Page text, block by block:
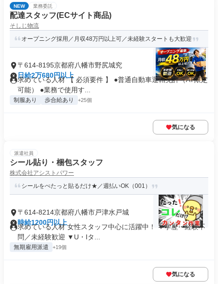
NEW 業務委託
配達スタッフ(ECサイト商品)
そしじ物流
オープニング採用／月収48万円以上可／未経験スタートも大歓迎
〒614-8195京都府八幡市野尻城究
日給2万680円以上
求めている人材 【 必須要件 】 ●普通自動車運転免許（AT限定
可能） ●業務で使用す...
制服あり 歩合給あり +25個
気になる
派遣社員
シール貼り・梱包スタッフ
株式会社アシストパワー
シールをぺたっと貼るだけ★／週払いOK（001）
〒614-8214京都府八幡市戸津水戸城
時給1200円以上
求めている人材 女性スタッフ中心に活躍中！ ▼学歴・経験不
問／未経験歓迎 ▼U・Iタ...
無期雇用派遣 +19個
気になる